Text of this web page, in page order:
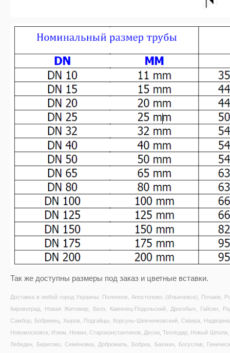
Так же доступны размеры под заказ и цветные вставки.
Доставка в любой город Украины: Полонное, Апостолово, (Ильичевск), Почаев,
Кировоград, Новая Житомир, Белз, Каменец-Подольский, Дрогобыч, Гайсин,
Самбор, Бобринец, Хыров, Подгайцы, Корсунь-Шевченковский, Сквира,
Новомосковск, Изюм, Нежин, Староконстантинов, Десна, Теплодар, Новый
Лебедин, Берегово, Семёновка, Добромиль, Бобрка, Бахмач, Богуслав,